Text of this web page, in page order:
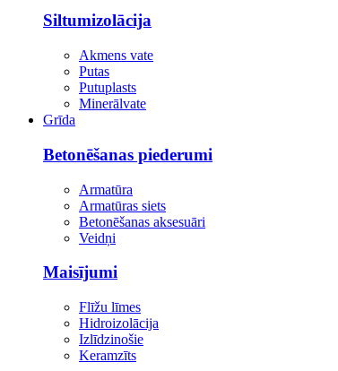
Siltumizolācija
Akmens vate
Putas
Putuplasts
Minerālvate
Grīda
Betonēšanas piederumi
Armatūra
Armatūras siets
Betonēšanas aksesuāri
Veidņi
Maisījumi
Flīžu līmes
Hidroizolācija
Izlīdzinošie
Keramzīts